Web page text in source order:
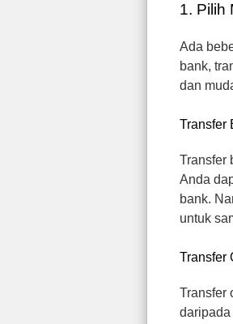
1. Pilih
Ada
bank,
dan
Transfer
Transfer
Anda
bank.
untuk
Transfer
Transfer
daripada